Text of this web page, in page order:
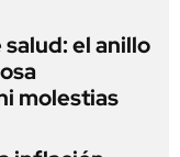
el anillo
molestias